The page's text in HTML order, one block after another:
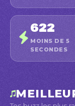
622
MOINS DE 5
SECONDES